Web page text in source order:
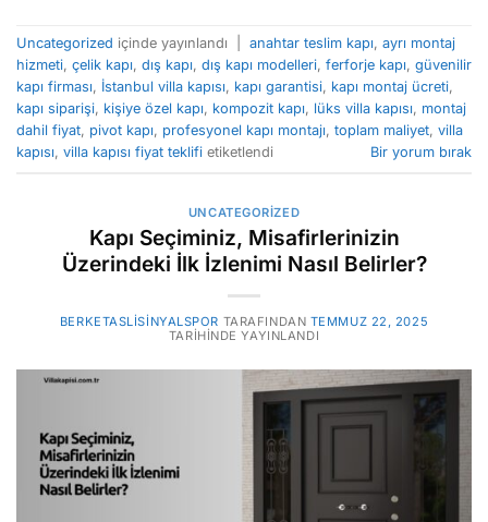
Uncategorized içinde yayınlandı anahtar teslim kapı, ayrı montaj
hizmeti, çelik kapı, dış kapı, dış kapı modelleri, ferforje kapı, güvenilir
kapı firması, İstanbul villa kapısı, kapı garantisi, kapı montaj ücreti,
kapı siparişi, kişiye özel kapı, kompozit kapı, lüks villa kapısı, montaj
dahil fiyat, pivot kapı, profesyonel kapı montajı, toplam maliyet, villa
kapısı, villa kapısı fiyat teklifi etiketlendi Bir yorum bırak
UNCATEGORIZED
Kapı Seçiminiz, Misafirlerinizin
Üzerindeki İlk İzlenimi Nasıl Belirler?
BERKETASLISINYALSPOR TARAFINDAN TEMMUZ 22, 2025
TARIHINDE YAYINLANDI